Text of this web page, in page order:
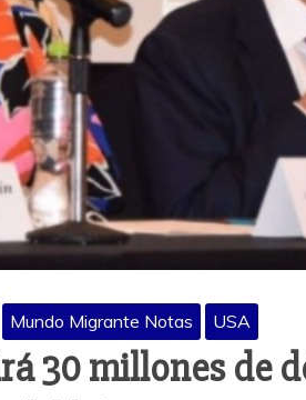
Mundo Migrante Notas USA
30 millones de